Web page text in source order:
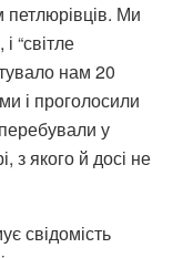
петлюрівців. Ми
“світле
нам 20
і проголосили
у
з якого й досі не
свідомість